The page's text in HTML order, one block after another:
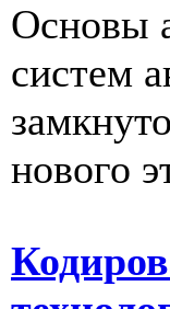
Основы
систем
нового